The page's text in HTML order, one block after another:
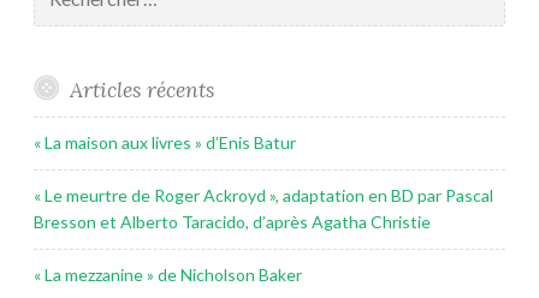
Articles récents
« La maison aux livres » d’Enis Batur
« Le meurtre de Roger Ackroyd », adaptation en BD par Pascal
Bresson et Alberto Taracido, d’après Agatha Christie
« La mezzanine » de Nicholson Baker